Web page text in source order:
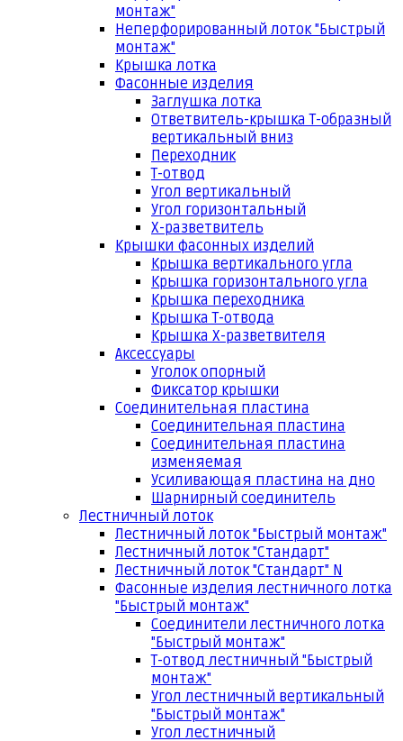
монтаж"
Неперфорированный лоток "Быстрый
монтаж"
Крышка лотка
Фасонные изделия
Заглушка лотка
Ответвитель-крышка Т-образный
вертикальный вниз
Переходник
Т-отвод
Угол вертикальный
Угол горизонтальный
Х-разветвитель
Крышки фасонных изделий
Крышка вертикального угла
Крышка горизонтального угла
Крышка переходника
Крышка Т-отвода
Крышка Х-разветвителя
Аксессуары
Уголок опорный
Фиксатор крышки
Соединительная пластина
Соединительная пластина
Соединительная пластина
изменяемая
Усиливающая пластина на дно
Шарнирный соединитель
Лестничный лоток
Лестничный лоток "Быстрый монтаж"
Лестничный лоток "Стандарт"
Лестничный лоток "Стандарт" N
Фасонные изделия лестничного лотка
"Быстрый монтаж"
Соединители лестничного лотка
"Быстрый монтаж"
Т-отвод лестничный "Быстрый
монтаж"
Угол лестничный вертикальный
"Быстрый монтаж"
Угол лестничный